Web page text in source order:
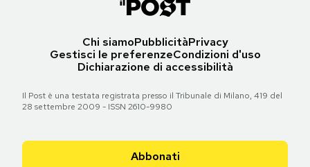
Chi siamoPubblicitàPrivacy
Gestisci le preferenzeCondizioni d'uso
Dichiarazione di accessibilità
Il Post è una testata registrata presso il Tribunale di Milano, 419 del
28 settembre 2009 - ISSN 2610-9980
Abbonati